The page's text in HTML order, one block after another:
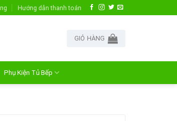
Hướng dẫn thanh toán
GIỎ HÀNG
Phụ Kiện Tủ Bếp